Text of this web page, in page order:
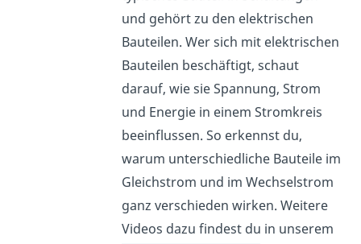
und gehört zu den elektrischen
Bauteilen. Wer sich mit elektrischen
Bauteilen beschäftigt, schaut
darauf, wie sie Spannung, Strom
und Energie in einem Stromkreis
beeinflussen. So erkennst du,
warum unterschiedliche Bauteile im
Gleichstrom und im Wechselstrom
ganz verschieden wirken. Weitere
Videos dazu findest du in unserem